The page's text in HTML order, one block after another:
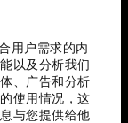
用户需求的内
以及分析我们
、广告和分析
使用情况，这
与您提供给他